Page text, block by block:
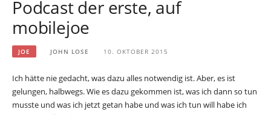
Podcast der erste, auf
mobilejoe
JOE JOHN LOSE 10. OKTOBER 2015
Ich hätte nie gedacht, was dazu alles notwendig ist. Aber, es ist
gelungen, halbwegs. Wie es dazu gekommen ist, was ich dann so tun
musste und was ich jetzt getan habe und was ich tun will habe ich